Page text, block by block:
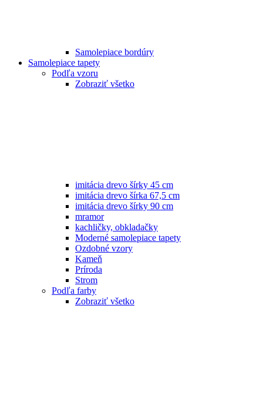
Samolepiace bordúry
Samolepiace tapety
Podľa vzoru
Zobraziť všetko
imitácia drevo šírky 45 cm
imitácia drevo šírka 67,5 cm
imitácia drevo šírky 90 cm
mramor
kachličky, obkladačky
Moderné samolepiace tapety
Ozdobné vzory
Kameň
Príroda
Strom
Podľa farby
Zobraziť všetko